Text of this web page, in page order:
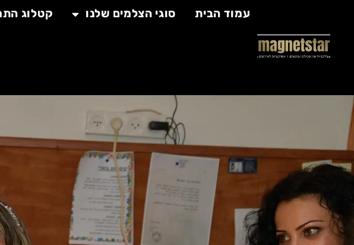
עמוד הבית סוגי הצלמים שלנו קטלוג